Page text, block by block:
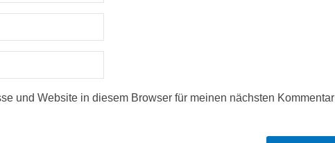
und Website in diesem Browser für meinen nächsten Kommentar